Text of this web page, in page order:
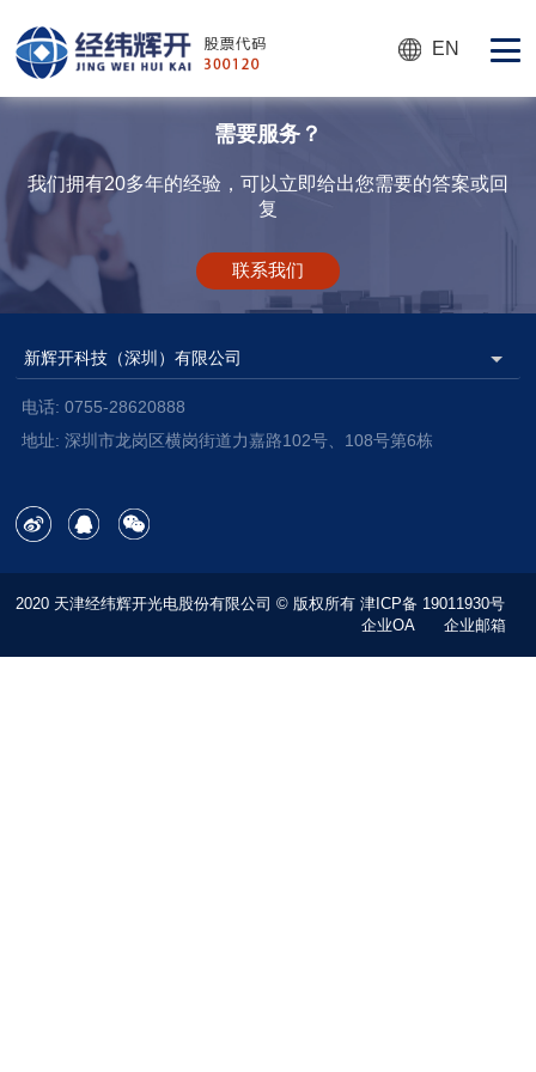
EN
需要服务？
我们拥有20多年的经验，可以立即给出您需要的答案或回
复
联系我们
电话: 0755-28620888
地址: 深圳市龙岗区横岗街道力嘉路102号、108号第6栋
2020 天津经纬辉开光电股份有限公司 © 版权所有津ICP备 19011930号
企业OA
企业邮箱